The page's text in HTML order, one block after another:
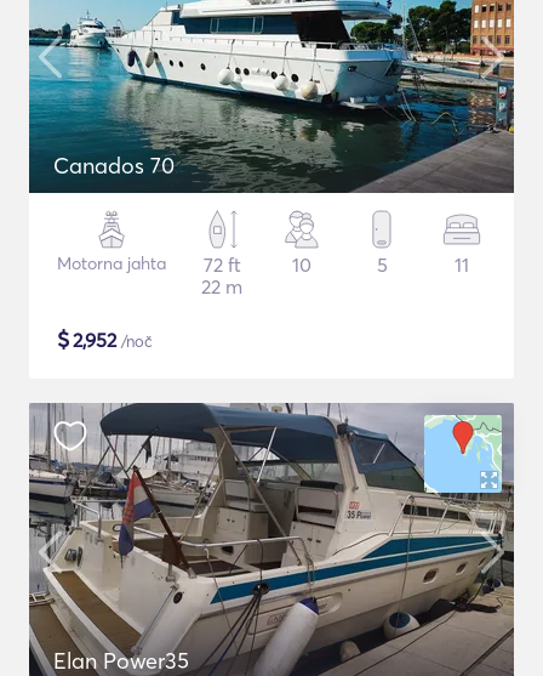
Canados 70
Motorna jahta
72 ft
22 m
10 5 11
$2,952/noč
Elan Power35